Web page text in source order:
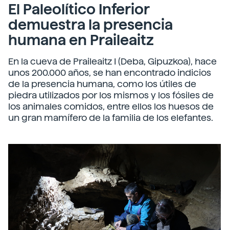
El Paleolítico Inferior
demuestra la presencia
humana en Praileaitz
En la cueva de Praileaitz I (Deba, Gipuzkoa), hace
unos 200.000 años, se han encontrado indicios
de la presencia humana, como los útiles de
piedra utilizados por los mismos y los fósiles de
los animales comidos, entre ellos los huesos de
un gran mamífero de la familia de los elefantes.